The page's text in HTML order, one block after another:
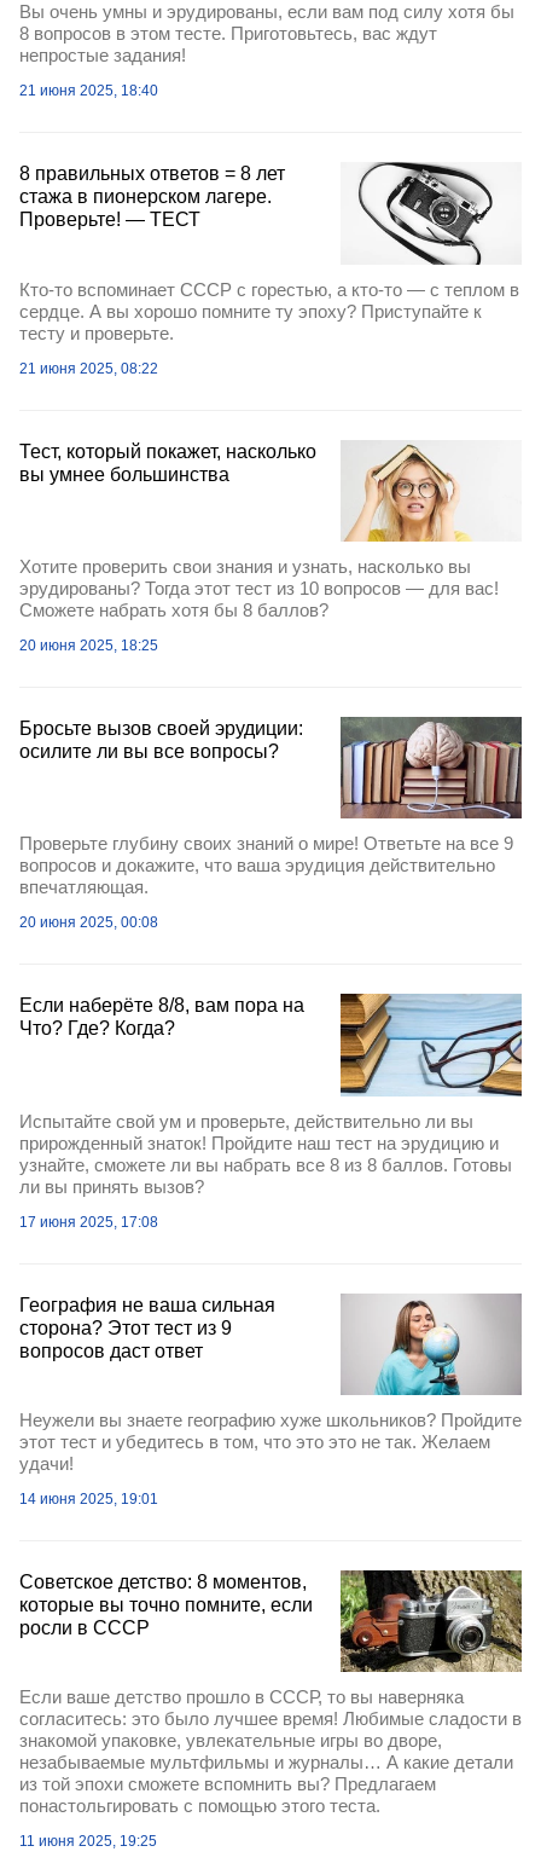
Вы очень умны и эрудированы, если вам под силу хотя бы
8 вопросов в этом тесте. Приготовьтесь, вас ждут
непростые задания!
21 июня 2025, 18:40
8 правильных ответов = 8 лет
стажа в пионерском лагере.
Проверьте! — ТЕСТ
Кто-то вспоминает СССР с горестью, а кто-то — с теплом в
сердце. А вы хорошо помните ту эпоху? Приступайте к
тесту и проверьте.
21 июня 2025, 08:22
Тест, который покажет, насколько
вы умнее большинства
Хотите проверить свои знания и узнать, насколько вы
эрудированы? Тогда этот тест из 10 вопросов — для вас!
Сможете набрать хотя бы 8 баллов?
20 июня 2025, 18:25
Бросьте вызов своей эрудиции:
осилите ли вы все вопросы?
Проверьте глубину своих знаний о мире! Ответьте на все 9
вопросов и докажите, что ваша эрудиция действительно
впечатляющая.
20 июня 2025, 00:08
Если наберёте 8/8, вам пора на
Что? Где? Когда?
Испытайте свой ум и проверьте, действительно ли вы
прирожденный знаток! Пройдите наш тест на эрудицию и
узнайте, сможете ли вы набрать все 8 из 8 баллов. Готовы
ли вы принять вызов?
17 июня 2025, 17:08
География не ваша сильная
сторона? Этот тест из 9
вопросов даст ответ
Неужели вы знаете географию хуже школьников? Пройдите
этот тест и убедитесь в том, что это это не так. Желаем
удачи!
14 июня 2025, 19:01
Советское детство: 8 моментов,
которые вы точно помните, если
росли в СССР
Если ваше детство прошло в СССР, то вы наверняка
согласитесь: это было лучшее время! Любимые сладости в
знакомой упаковке, увлекательные игры во дворе,
незабываемые мультфильмы и журналы… А какие детали
из той эпохи сможете вспомнить вы? Предлагаем
понастольгировать с помощью этого теста.
11 июня 2025, 19:25